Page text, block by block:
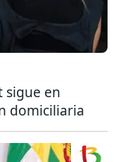
sigue en
domiciliaria